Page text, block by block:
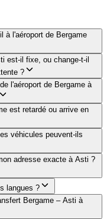
à l'aéroport de Bergame
est-il fixe, ou change-t-il
?
l'aéroport de Bergame à
est retardé ou arrive en
véhicules peuvent-ils
adresse exacte à Asti ?
langues ?
Bergame – Asti à